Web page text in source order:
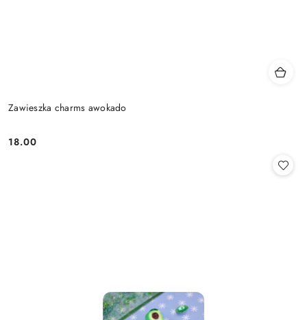
Zawieszka charms awokado
Cena:
18.00